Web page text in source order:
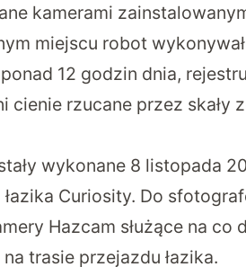
kamerami
miejscu robot
12 godzin dnia,
rzucane przez skały
wykonane 8 listopada
Curiosity. Do
Hazcam służące na co
trasie przejazdu łazika.